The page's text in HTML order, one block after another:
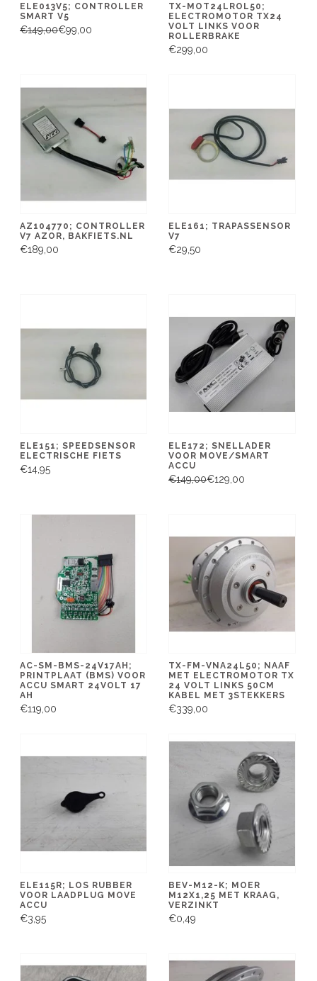
ELE013V5; CONTROLLER
SMART V5
€149,00€99,00
TX-MOT24LROL50;
ELECTROMOTOR TX24
VOLT LINKS VOOR
ROLLERBRAKE
€299,00
AZ104770; CONTROLLER
V7 AZOR, BAKFIETS.NL
€189,00
ELE161; TRAPASSENSOR
V7
€29,50
ELE151; SPEEDSENSOR
ELECTRISCHE FIETS
€14,95
ELE172; SNELLADER
VOOR MOVE/SMART
ACCU
€149,00€129,00
AC-SM-BMS-24V17AH;
PRINTPLAAT (BMS) VOOR
ACCU SMART 24VOLT 17
AH
€119,00
TX-FM-VNA24L50; NAAF
MET ELECTROMOTOR TX
24 VOLT LINKS 50CM
KABEL MET 3STEKKERS
€339,00
ELE115R; LOS RUBBER
VOOR LAADPLUG MOVE
ACCU
€3,95
BEV-M12-K; MOER
M12X1,25 MET KRAAG,
VERZINKT
€0,49